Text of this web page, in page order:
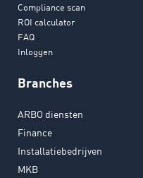
Compliance scan
ROI calculator
FAQ
Inloggen
Branches
ARBO diensten
Finance
Installatiebedrijven
MKB